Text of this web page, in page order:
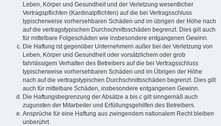
Leben, Körper und Gesundheit und der Verletzung wesentlicher
Vertragspflichten (Kardinalpflichten) auf die bei Vertragsschluss
typischerweise vorhersehbaren Schäden und im übrigen der Höhe nach
auf die vertragstypischen Durchschnittsschäden begrenzt. Dies gilt auch
für mittelbare Folgeschäden wie insbesondere entgangenen Gewinn.
Die Haftung ist gegenüber Unternehmern außer bei der Verletzung von
Leben, Körper und Gesundheit oder vorsätzlichem oder grob
fahrlässigem Verhalten des Betreibers auf die bei Vertragsschluss
typischerweise vorhersehbaren Schäden und im Übrigen der Höhe
nach auf die vertragstypischen Durchschnittsschäden begrenzt. Dies gilt
auch für mittelbare Schäden, insbesondere entgangenen Gewinn.
Die Haftungsbegrenzung der Absätze a bis c gilt sinngemäß auch
zugunsten der Mitarbeiter und Erfüllungsgehilfen des Betreibers.
Ansprüche für eine Haftung aus zwingendem nationalem Recht bleiben
unberührt.